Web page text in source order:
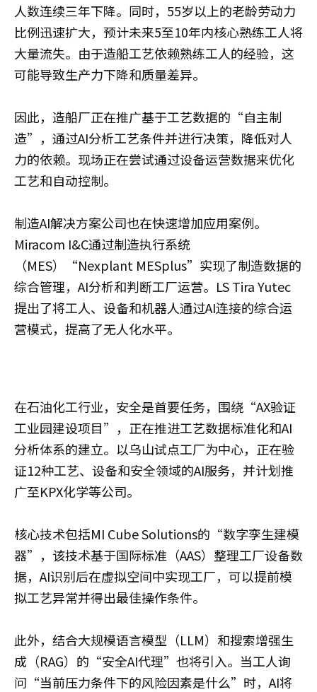
人数连续三年下降。同时，55岁以上的老龄劳动力
比例迅速扩大，预计未来5至10年内核心熟练工人将
大量流失。由于造船工艺依赖熟练工人的经验，这
可能导致生产力下降和质量差异。
因此，造船厂正在推广基于工艺数据的“自主制
造”，通过AI分析工艺条件并进行决策，降低对人
力的依赖。现场正在尝试通过设备运营数据来优化
工艺和自动控制。
制造AI解决方案公司也在快速增加应用案例。
Miracom I&C通过制造执行系统
（MES）“Nexplant MESplus”实现了制造数据的
综合管理，AI分析和判断工厂运营。LS Tira Yutec
提出了将工人、设备和机器人通过AI连接的综合运
营模式，提高了无人化水平。
在石油化工行业，安全是首要任务，围绕“AX验证
工业园建设项目”，正在推进工艺数据标准化和AI
分析体系的建立。以乌山试点工厂为中心，正在验
证12种工艺、设备和安全领域的AI服务，并计划推
广至KPX化学等公司。
核心技术包括MI Cube Solutions的“数字孪生建模
器”，该技术基于国际标准（AAS）整理工厂设备数
据，AI识别后在虚拟空间中实现工厂，可以提前模
拟工艺异常并得出最佳操作条件。
此外，结合大规模语言模型（LLM）和搜索增强生
成（RAG）的“安全AI代理”也将引入。当工人询
问“当前压力条件下的风险因素是什么”时，AI将